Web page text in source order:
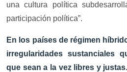
una cultura política
participación política”.
En los países de régimen
irregularidades sustanciales
que sean a la vez libres y justas.